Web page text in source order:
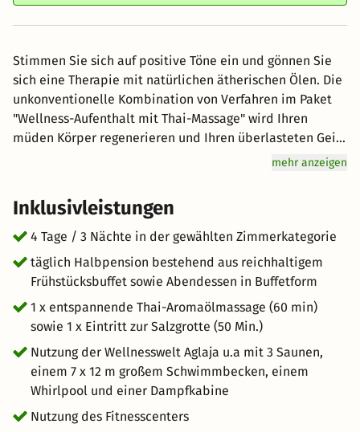
Stimmen Sie sich auf positive Töne ein und gönnen Sie
sich eine Therapie mit natürlichen ätherischen Ölen. Die
unkonventionelle Kombination von Verfahren im Paket
"Wellness-Aufenthalt mit Thai-Massage" wird Ihren
müden Körper regenerieren und Ihren überlasteten Geist
ein Aufenthalt in der Salzhöhle die Behandlung der
Atemwege unterstützt und eine positive Wirkung auf die
Haut hat. Beide Verfahren reduzieren effektiv Stress und
wirken sich positiv auf das seelische Wohlbefinden aus.
Entdecken Sie mit uns die Geheimnisse der ewigen
Jugend und die Magie der wahren Entspannung.
mehr anzeigen
Inklusivleistungen
4 Tage / 3 Nächte in der gewählten Zimmerkategorie
täglich Halbpension bestehend aus reichhaltigem
Frühstücksbuffet sowie Abendessen in Buffetform
1 x entspannende Thai-Aromaölmassage (60 min)
sowie 1 x Eintritt zur Salzgrotte (50 Min.)
Nutzung der Wellnesswelt Aglaja u.a mit 3 Saunen,
einem 7 x 12 m großem Schwimmbecken, einem
Whirlpool und einer Dampfkabine
Nutzung des Fitnesscenters